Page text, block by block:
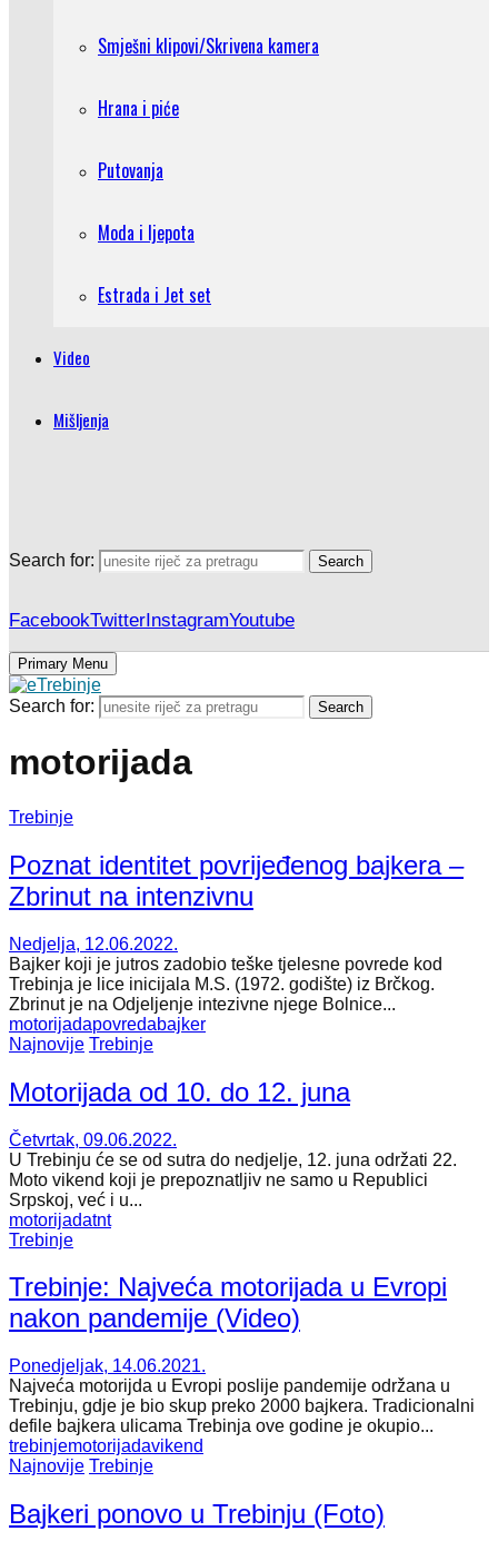
Smješni klipovi/Skrivena kamera
Hrana i piće
Putovanja
Moda i ljepota
Estrada i Jet set
Video
Mišljenja
Search for: Search
FacebookTwitterInstagramYoutube
Primary Menu
Search for: Search
motorijada
Trebinje
Poznat identitet povrijeđenog bajkera –
Zbrinut na intenzivnu
Nedjelja, 12.06.2022.
Bajker koji je jutros zadobio teške tjelesne povrede kod
Trebinja je lice inicijala M.S. (1972. godište) iz Brčkog.
Zbrinut je na Odjeljenje intezivne njege Bolnice...
motorijadapovredabajker
Najnovije Trebinje
Motorijada od 10. do 12. juna
Četvrtak, 09.06.2022.
U Trebinju će se od sutra do nedjelje, 12. juna održati 22.
Moto vikend koji je prepoznatljiv ne samo u Republici
Srpskoj, već i u...
motorijadatnt
Trebinje
Trebinje: Najveća motorijada u Evropi
nakon pandemije (Video)
Ponedjeljak, 14.06.2021.
Najveća motorijda u Evropi poslije pandemije održana u
Trebinju, gdje je bio skup preko 2000 bajkera. Tradicionalni
defile bajkera ulicama Trebinja ove godine je okupio...
trebinjemotorijadavikend
Najnovije Trebinje
Bajkeri ponovo u Trebinju (Foto)